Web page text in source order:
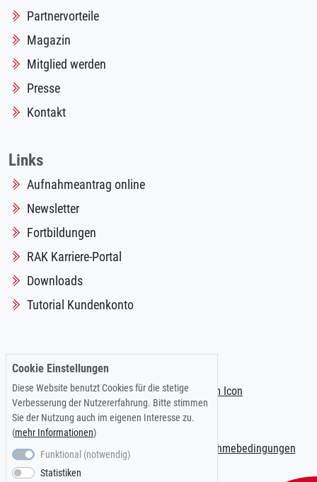
Partnervorteile
Magazin
Mitglied werden
Presse
Kontakt
Links
Aufnahmeantrag online
Newsletter
Fortbildungen
RAK Karriere-Portal
Downloads
Tutorial Kundenkonto
Impressum |Datenschutzerklärung Teilnahmebedingungen
Cookie Einstellungen
Diese Website benutzt Cookies für die stetige
Verbesserung der Nutzererfahrung. Bitte stimmen
Sie der Nutzung auch im eigenen Interesse zu.
(mehr Informationen)
Funktional (notwendig)
Statistiken